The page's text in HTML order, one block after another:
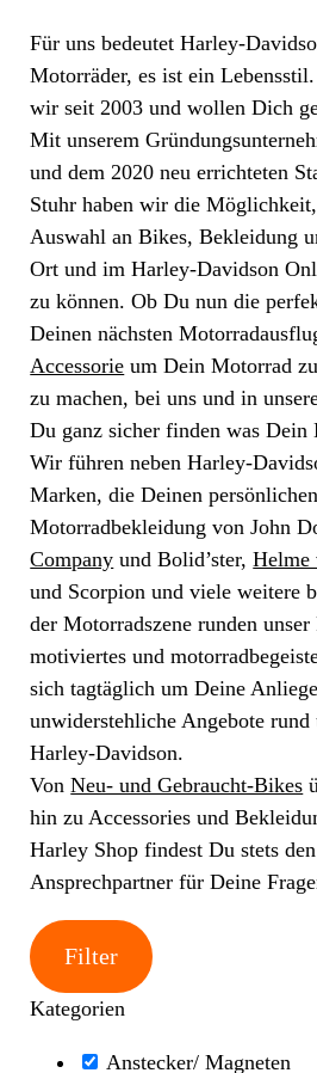
Für uns bedeutet Harley-
Motorräder, es ist ein
wir seit 2003 und wollen Dich
Mit unserem
und dem 2020 neu errichteten
Stuhr haben wir die
Auswahl an Bikes, Bekleidung
Ort und im Harley-Davidson
zu können. Ob Du nun die
Deinen nächsten
Accessorie um Dein Motorrad
zu machen, bei uns und in
Du ganz sicher finden was Dein
Wir führen neben Harley-
Marken, die Deinen
Motorradbekleidung von John
Company und Bolid’ster,
und Scorpion und viele weitere
der Motorradszene runden
motiviertes und
sich tagtäglich um Deine
unwiderstehliche Angebote
Harley-Davidson.
VonNeu- und Gebraucht-Bikes
hin zu Accessories und
Harley Shop findest Du stets
Ansprechpartner für Deine
Filter
Kategorien
Anstecker/ Magneten